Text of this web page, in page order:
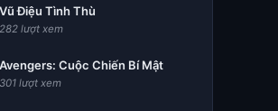
Vũ Điệu Tình Thù
282 lượt xem
Avengers: Cuộc Chiến Bí Mật
301 lượt xem